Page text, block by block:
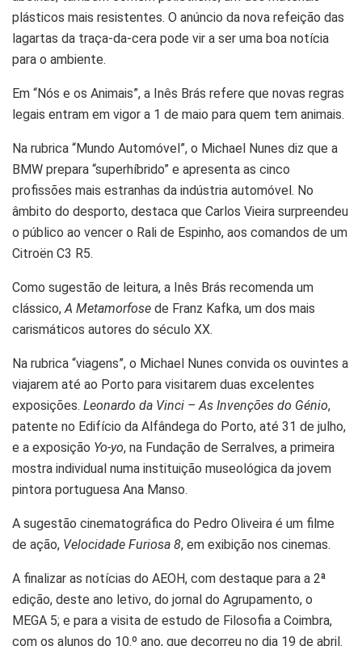
plásticos mais resistentes. O anúncio da nova refeição das
lagartas da traça-da-cera pode vir a ser uma boa notícia
para o ambiente.
Em “Nós e os Animais”, a Inês Brás refere que novas regras
legais entram em vigor a 1 de maio para quem tem animais.
Na rubrica “Mundo Automóvel”, o Michael Nunes diz que a
BMW prepara “superhíbrido” e apresenta as cinco
profissões mais estranhas da indústria automóvel. No
âmbito do desporto, destaca que Carlos Vieira surpreendeu
o público ao vencer o Rali de Espinho, aos comandos de um
Citroën C3 R5.
Como sugestão de leitura, a Inês Brás recomenda um
clássico,A Metamorfose de Franz Kafka, um dos mais
carismáticos autores do século XX.
Na rubrica “viagens”, o Michael Nunes convida os ouvintes a
viajarem até ao Porto para visitarem duas excelentes
exposições. Leonardo da Vinci – As Invenções do Génio,
patente no Edifício da Alfândega do Porto, até 31 de julho,
e a exposição Yo-yo, na Fundação de Serralves, a primeira
mostra individual numa instituição museológica da jovem
pintora portuguesa Ana Manso.
A sugestão cinematográfica do Pedro Oliveira é um filme
de ação, Velocidade Furiosa 8, em exibição nos cinemas.
A finalizar as notícias do AEOH, com destaque para a 2ª
edição, deste ano letivo, do jornal do Agrupamento, o
MEGA 5; e para a visita de estudo de Filosofia a Coimbra,
com os alunos do 10.º ano, que decorreu no dia 19 de abril.